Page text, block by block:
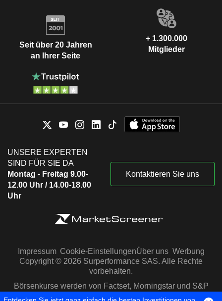
Seit über 20 Jahren
an Ihrer Seite
+ 1.300.000
Mitglieder
UNSERE EXPERTEN
SIND FÜR SIE DA
Montag - Freitag 9.00-
12.00 Uhr / 14.00-18.00
Uhr
Kontaktieren Sie uns
Impressum Cookie-EinstellungenÜber uns Werbung
Copyright © 2026 Surperformance SAS. Alle Rechte
vorbehalten.
Börsenkurse werden von Factset, Morningstar und S&P
Capital IQ zur Verfügung gestellt